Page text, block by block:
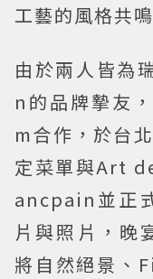
工藝的風格共鳴
由於兩人皆為
n的品牌摯友
m合作，於台
定菜單與Art
ancpain並正
片與照片，晚
將自然絕景